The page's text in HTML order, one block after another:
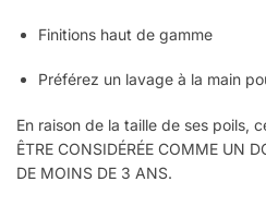
Finitions haut de gamme
Préférez un lavage à la main
En raison de la taille de ses poils,
ÊTRE CONSIDÉRÉE COMME UN
DE MOINS DE 3 ANS.